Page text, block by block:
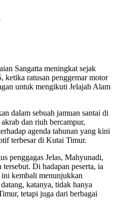
Sangatta meningkat sejak
ketika ratusan penggemar motor
untuk mengikuti Jelajah Alam
dalam sebuah jamuan santai di
dan riuh bercampur,
agenda tahunan yang kini
terbesar di Kutai Timur.
penggagas Jelas, Mahyunadi,
Di hadapan peserta, ia
kembali menunjukkan
katanya, tidak hanya
tetapi juga dari berbagai